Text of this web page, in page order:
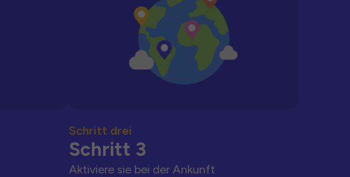
Schritt drei
Schritt 3
Aktiviere sie bei der Ankunft